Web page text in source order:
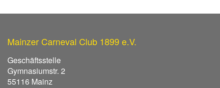
Mainzer Carneval Club 1899 e.V.
Geschäftsstelle
Gymnasiumstr. 2
55116 Mainz